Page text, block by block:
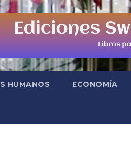
HUMANOS ECONOMÍA